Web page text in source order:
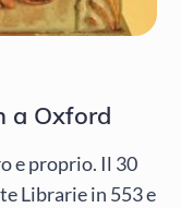
a Oxford
e proprio. Il 30
Librarie in 553 e